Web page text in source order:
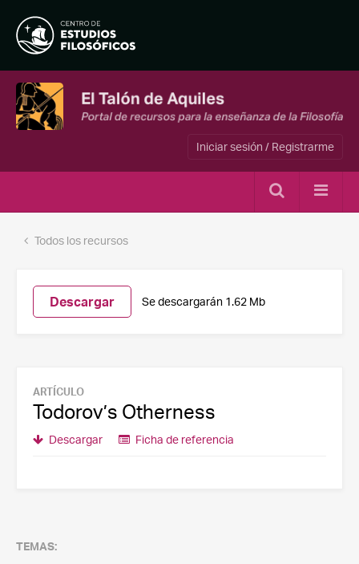
Iniciar sesión / Registrarme
Todos los recursos
Descargar Se descargarán 1.62 Mb
ARTÍCULO
Todorov’s Otherness
Descargar Ficha de referencia
TEMAS: